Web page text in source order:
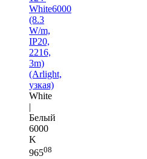
White6000
(8.3
W/m,
IP20,
2216,
3m)
(Arlight,
узкая)
White
|
Белый
6000
K
96508